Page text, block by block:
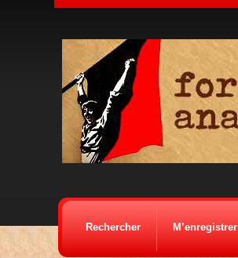
Rechercher M’enregistrer